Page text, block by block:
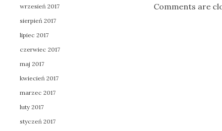
Comments are
wrzesień 2017
sierpień 2017
lipiec 2017
czerwiec 2017
maj 2017
kwiecień 2017
marzec 2017
luty 2017
styczeń 2017